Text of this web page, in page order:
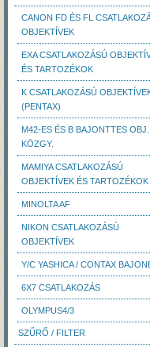
CANON FD ÉS FL
OBJEKTÍVEK
EXA CSATLAKOZÁSÚ
ÉS TARTOZÉKOK
K CSATLAKOZÁSÚ
(PENTAX)
M42-ES ÉS B BAJONTTES
KÖZGY.
MAMIYA CSATLAKOZÁSÚ
OBJEKTÍVEK ÉS TARTOZÉKOK
MINOLTA AF
NIKON CSATLAKOZÁSÚ
OBJEKTÍVEK
Y/C YASHICA / CONTAX
6X7 CSATLAKOZÁS
OLYMPUS4/3
SZŰRŐ / FILTER